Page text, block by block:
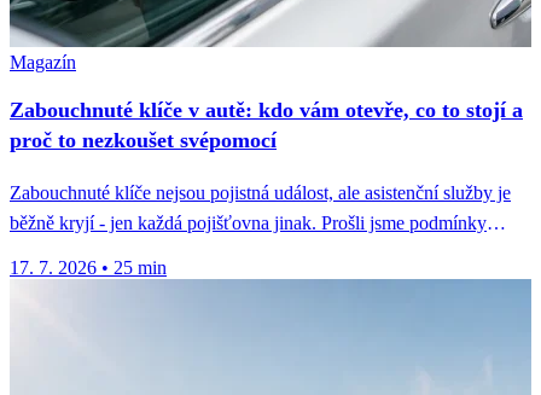
Magazín
Zabouchnuté klíče v autě: kdo vám otevře, co to stojí a
proč to nezkoušet svépomocí
Zabouchnuté klíče nejsou pojistná událost, ale asistenční služby je
běžně kryjí - jen každá pojišťovna jinak. Prošli jsme podmínky
17. 7. 2026 • 25 min